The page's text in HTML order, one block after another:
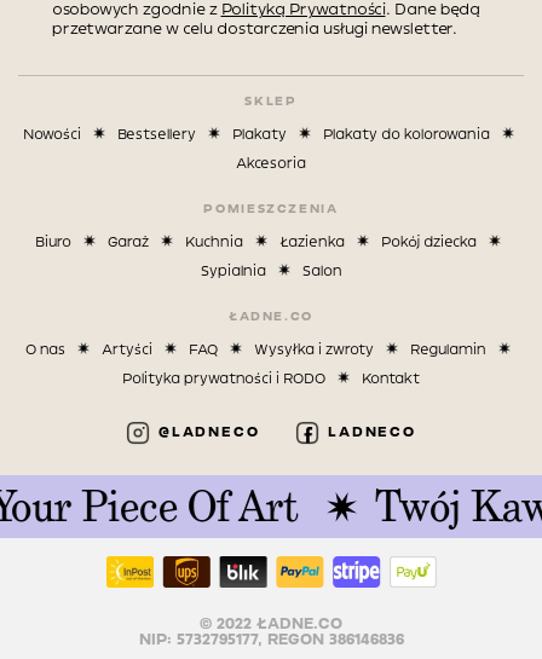
osobowych zgodnie z Polityką Prywatności. Dane będą
przetwarzane w celu dostarczenia usługi newsletter.
SKLEP
Nowości Bestsellery Plakaty
Plakaty do kolorowania
Akcesoria
POMIESZCZENIA
Biuro Garaż Kuchnia Łazienka
Pokój dziecka
Sypialnia
Salon
ŁADNE.CO
O nas Artyści FAQ Wysyłka i zwroty
Regulamin
Polityka prywatności i RODO
Kontakt
@LADNECO LADNECO
Piece Of Art Twój
© 2022 ŁADNE.CO
NIP: 5732795177, REGON 386146836